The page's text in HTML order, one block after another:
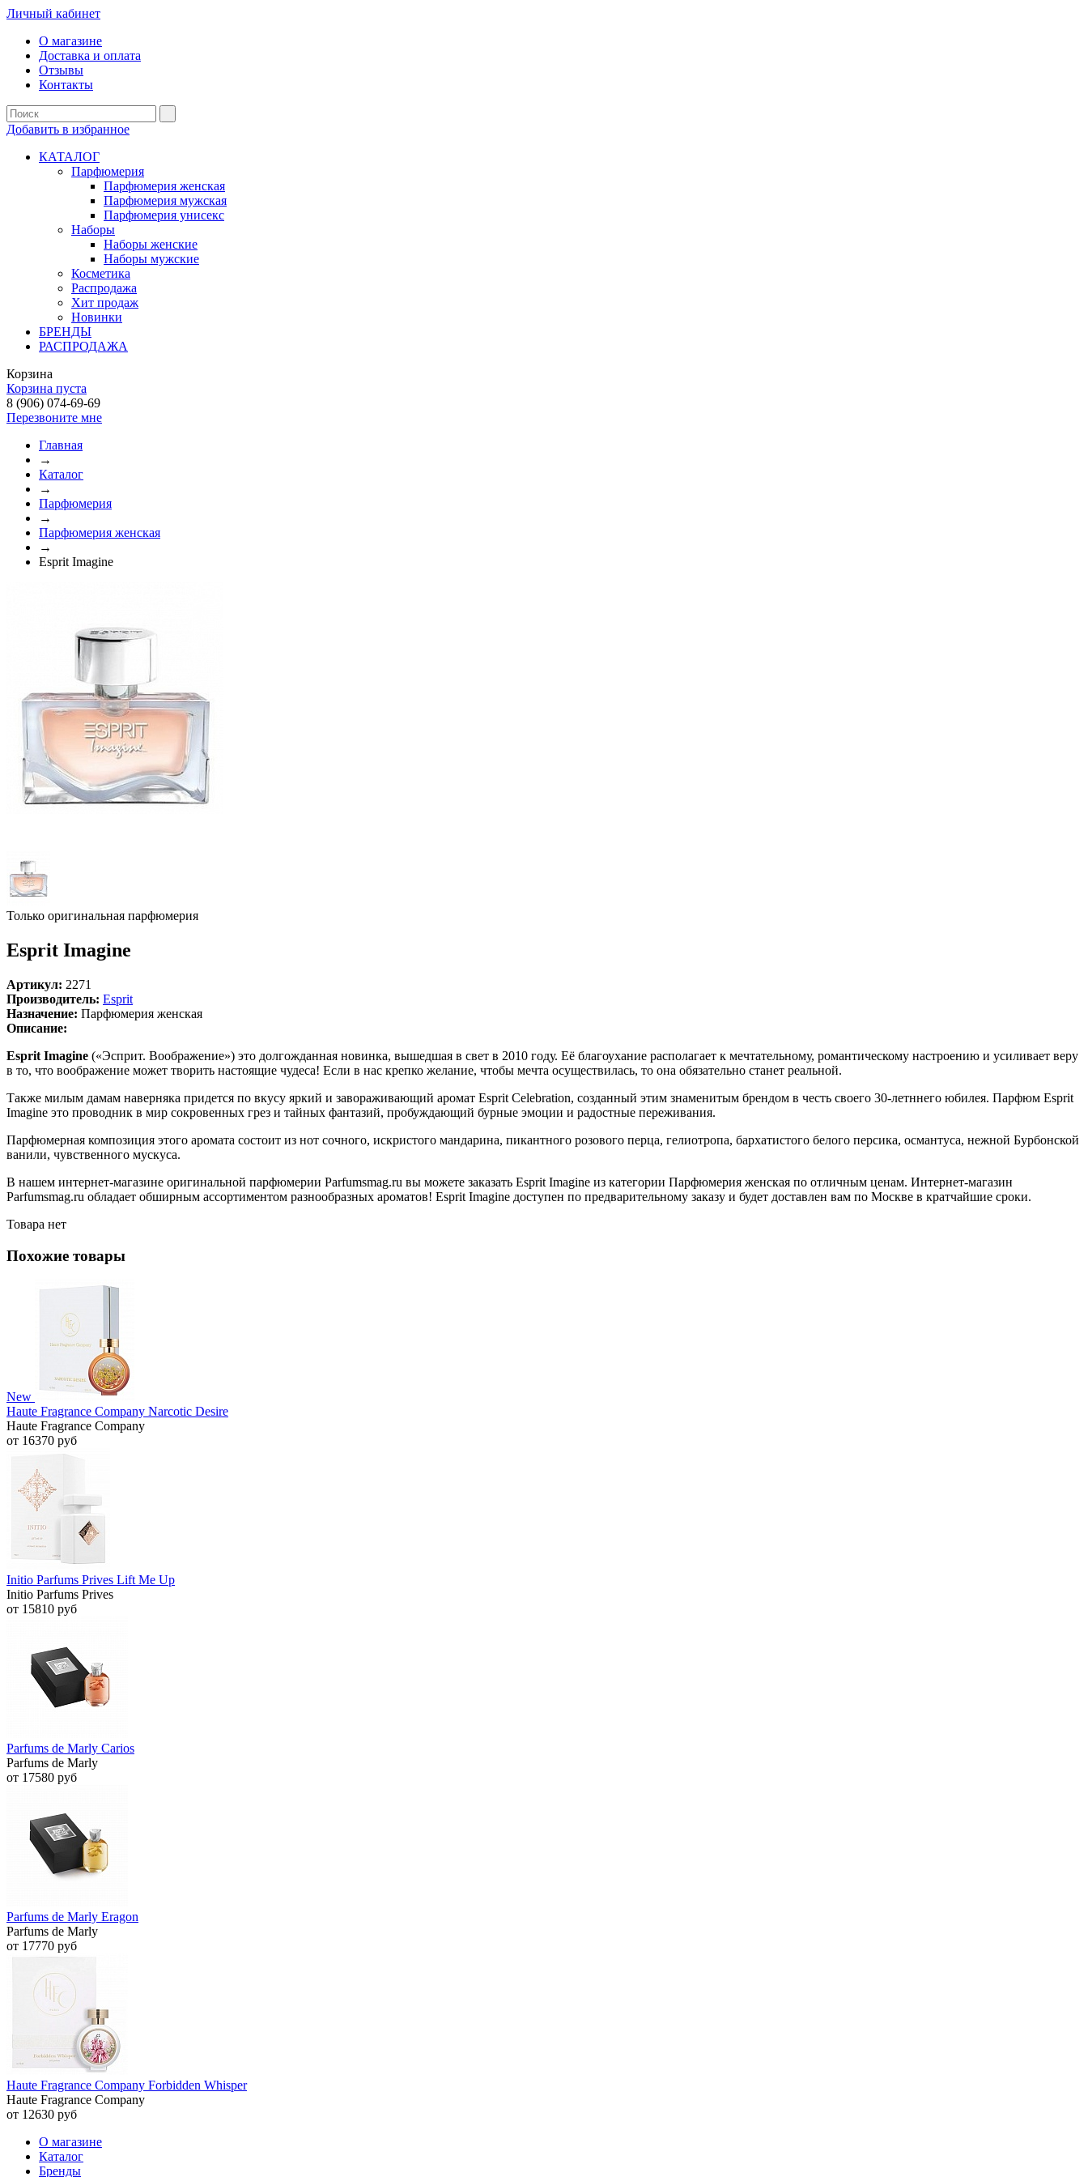
Личный кабинет
О магазине
Доставка и оплата
Отзывы
Контакты
Добавить в избранное
КАТАЛОГ
Парфюмерия
Парфюмерия женская
Парфюмерия мужская
Парфюмерия унисекс
Наборы
Наборы женские
Наборы мужские
Косметика
Распродажа
Хит продаж
Новинки
БРЕНДЫ
РАСПРОДАЖА
Корзина
Корзина пуста
8 (906) 074-69-69
Перезвоните мне
Главная
→
Каталог
→
Парфюмерия
→
Парфюмерия женская
→
Esprit Imagine
Только оригинальная парфюмерия
Esprit Imagine
Артикул: 2271
Производитель: Esprit
Назначение: Парфюмерия женская
Описание:
Esprit Imagine («Эсприт. Воображение») это долгожданная новинка, вышедшая в свет в 2010 году. Её благоухание располагает к мечтательному, романтическому настроению и усиливает веру
в то, что воображение может творить настоящие чудеса! Если в нас крепко желание, чтобы мечта осуществилась, то она обязательно станет реальной.
Также милым дамам наверняка придется по вкусу яркий и завораживающий аромат Esprit Celebration, созданный этим знаменитым брендом в честь своего 30-летннего юбилея. Парфюм Esprit
Imagine это проводник в мир сокровенных грез и тайных фантазий, пробуждающий бурные эмоции и радостные переживания.
Парфюмерная композиция этого аромата состоит из нот сочного, искристого мандарина, пикантного розового перца, гелиотропа, бархатистого белого персика, османтуса, нежной Бурбонской
ванили, чувственного мускуса.
В нашем интернет-магазине оригинальной парфюмерии Parfumsmag.ru вы можете заказать Esprit Imagine из категории Парфюмерия женская по отличным ценам. Интернет-магазин
Parfumsmag.ru обладает обширным ассортиментом разнообразных ароматов! Esprit Imagine доступен по предварительному заказу и будет доставлен вам по Москве в кратчайшие сроки.
Товара нет
Похожие товары
New
Haute Fragrance Company Narcotic Desire
Haute Fragrance Company
от 16370 руб
Initio Parfums Prives Lift Me Up
Initio Parfums Prives
от 15810 руб
Parfums de Marly Carios
Parfums de Marly
от 17580 руб
Parfums de Marly Eragon
Parfums de Marly
от 17770 руб
Haute Fragrance Company Forbidden Whisper
Haute Fragrance Company
от 12630 руб
О магазине
Каталог
Бренды